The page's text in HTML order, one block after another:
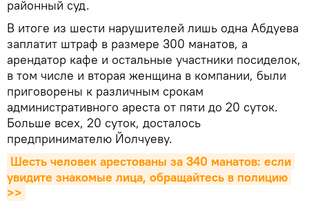
районный суд.
В итоге из шести нарушителей лишь одна Абдуева
заплатит штраф в размере 300 манатов, а
арендатор кафе и остальные участники посиделок,
в том числе и вторая женщина в компании, были
приговорены к различным срокам
административного ареста от пяти до 20 суток.
Больше всех, 20 суток, досталось
предпринимателю Йолчуеву.
Шесть человек арестованы за 340 манатов: если
увидите знакомые лица, обращайтесь в полицию
>>